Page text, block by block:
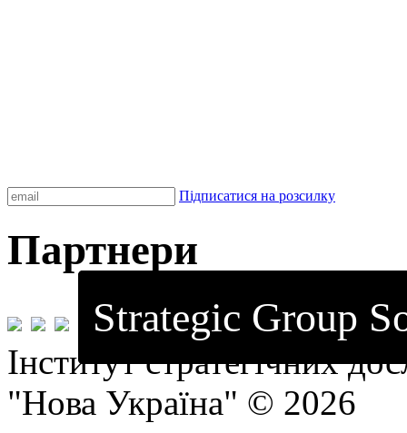
Підписатися на розсилку
Партнери
Strategic Group
Інститут стратегічних
"Нова Україна" © 2026